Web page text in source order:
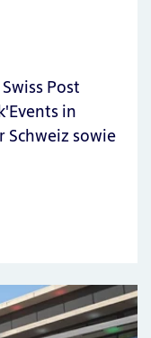
Post
in
Schweiz sowie